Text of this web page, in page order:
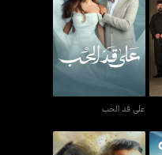
على قد الحب
على قد الحب